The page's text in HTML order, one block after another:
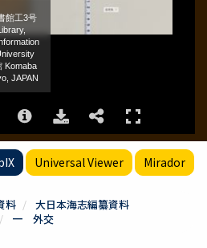
Universal Viewer Mirador
料
大日本海志編纂資料
一 外交